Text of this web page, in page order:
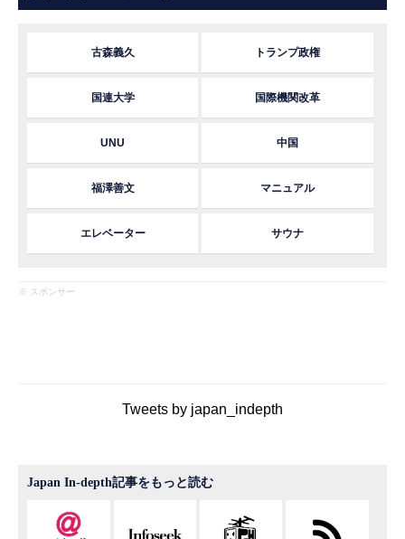
古森義久 トランプ政権
国連大学 国際機関改革
UNU 中国
福澤善文 マニュアル
エレベーター サウナ
※ スポンサー
Tweets by japan_indepth
Japan In-depth記事をもっと読む